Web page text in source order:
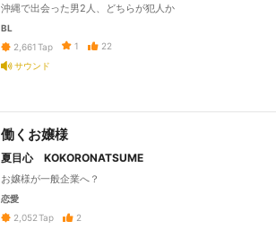
沖縄で出会った男2人、どちらが犯人か
BL
2,661 Tap 1
22
サウンド
働くお嬢様
夏目心 KOKORONATSUME
お嬢様が一般企業へ？
恋愛
2,052 Tap
2